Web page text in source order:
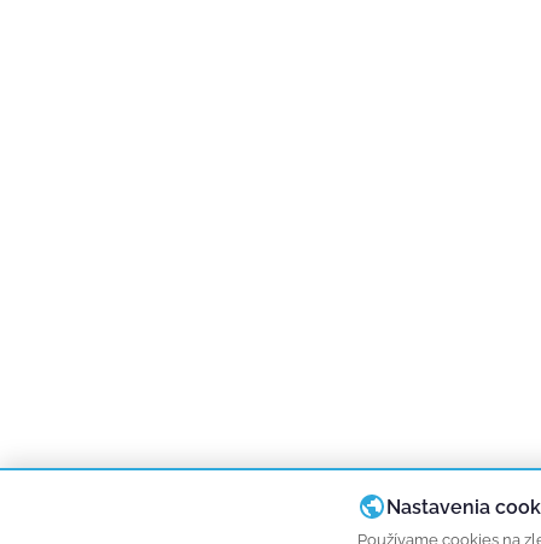
Nastavenia
Používame cookies na